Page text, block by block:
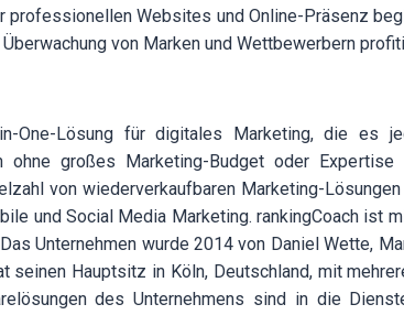
professionellen Websites und Online-Präsenz
von Marken und Wettbewerbern
One-Lösung für digitales Marketing, die es
großes Marketing-Budget oder Expertise
von wiederverkaufbaren Marketing-
und Social Media Marketing.rankingCoach ist
Unternehmen wurde 2014 von Daniel Wette,
seinen Hauptsitz in Köln, Deutschland, mit
des Unternehmens sind in die